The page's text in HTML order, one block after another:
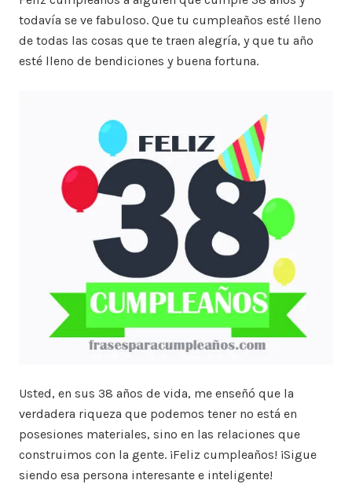
todavía se ve fabuloso. Que tu cumpleaños esté lleno
de todas las cosas que te traen alegría, y que tu año
esté lleno de bendiciones y buena fortuna.
Usted, en sus 38 años de vida, me enseñó que la
verdadera riqueza que podemos tener no está en
posesiones materiales, sino en las relaciones que
construimos con la gente. ¡Feliz cumpleaños! ¡Sigue
siendo esa persona interesante e inteligente!